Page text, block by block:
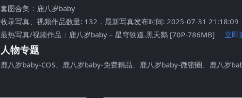
套图合集： 鹿八岁baby
收录写真、视频作品数量: 132，最新写真发布时间: 2025-07-31 21:18:09
最热写真/视频作品：鹿八岁baby – 星穹铁道.黑天鹅 [70P-786MB]
立即
人物专题
鹿八岁baby-COS、 鹿八岁baby-免费精品、 鹿八岁baby-微密圈、 鹿八岁